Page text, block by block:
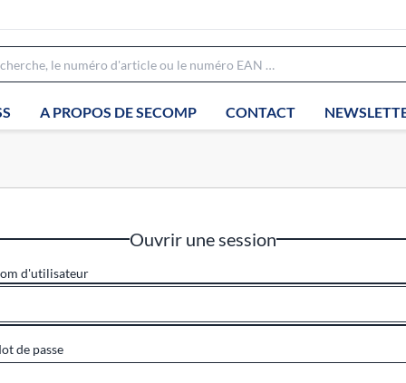
A PROPOS DE SECOMP CONTACT
Ouvrir une session
d'utilisateur
de passe